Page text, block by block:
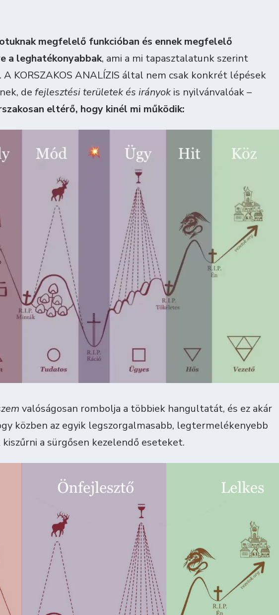
megfelelő funkcióban és ennek megfelelő
a leghatékonyabbak, ami a mi tapasztalatunk szerint
A KORSZAKOS ANALÍZIS által nem csak konkrét lépések
de fejlesztési területek és irányokis nyilvánvalóak –
eltérő, hogy kinél mi működik:
valóságosan rombolja a többiek hangultatát, és ez akár
közben az egyik legszorgalmasabb, legtermelékenyebb
a sürgősen kezelendő eseteket.